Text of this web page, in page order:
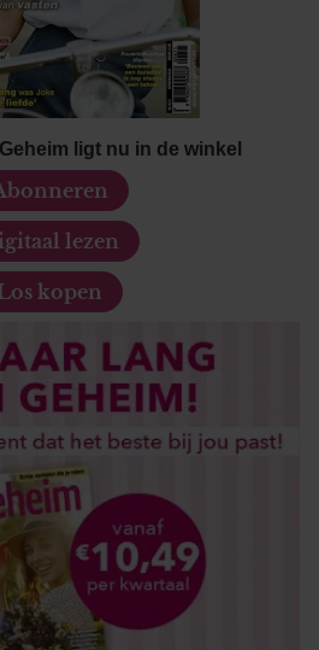
ligt nu in de winkel
lezen
kopen